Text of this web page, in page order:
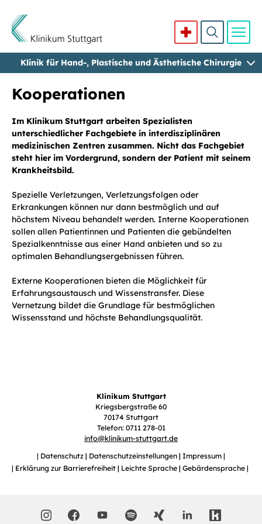
Direkt zum Inhalt
Klinik für Hand-, Plastische und Ästhetische Chirurgie
Kooperationen
Im Klinikum Stuttgart arbeiten Spezialisten
unterschiedlicher Fachgebiete in interdisziplinären
medizinischen Zentren zusammen. Nicht das Fachgebiet
steht hier im Vordergrund, sondern der Patient mit seinem
Krankheitsbild.
Spezielle Verletzungen, Verletzungsfolgen oder
Erkrankungen können nur dann bestmöglich und auf
höchstem Niveau behandelt werden. Interne Kooperationen
sollen allen Patientinnen und Patienten die gebündelten
Spezialkenntnisse aus einer Hand anbieten und so zu
optimalen Behandlungsergebnissen führen.
Externe Kooperationen bieten die Möglichkeit für
Erfahrungsaustausch und Wissenstransfer. Diese
Vernetzung bildet die Grundlage für bestmöglichen
Wissensstand und höchste Behandlungsqualität.
Klinikum Stuttgart
Kriegsbergstraße 60
70174 Stuttgart
Telefon: 0711 278-01
info@klinikum-stuttgart.de
Datenschutz
Datenschutzeinstellungen Impressum
Erklärung zur Barrierefreiheit
Leichte Sprache Gebärdensprache